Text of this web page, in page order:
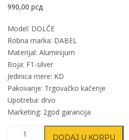
990,00 рсд
Model: DOLČE
Robna marka: DABEL
Materijal: Aluminijum
Boja: F1-silver
Jedinica mere: KD
Pakovanje: Trgovačko kačenje
Upotreba: drvo
Marketing: 2god garancija
Kvaka
DODAJ U KORPU